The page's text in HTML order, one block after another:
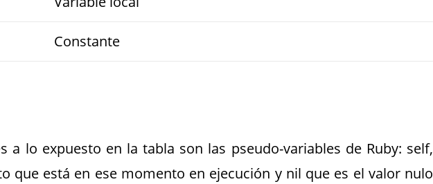
Constante
a lo expuesto en la tabla son las pseudo-variables de Ruby: self,
que está en ese momento en ejecución y nil que es el valor nulo